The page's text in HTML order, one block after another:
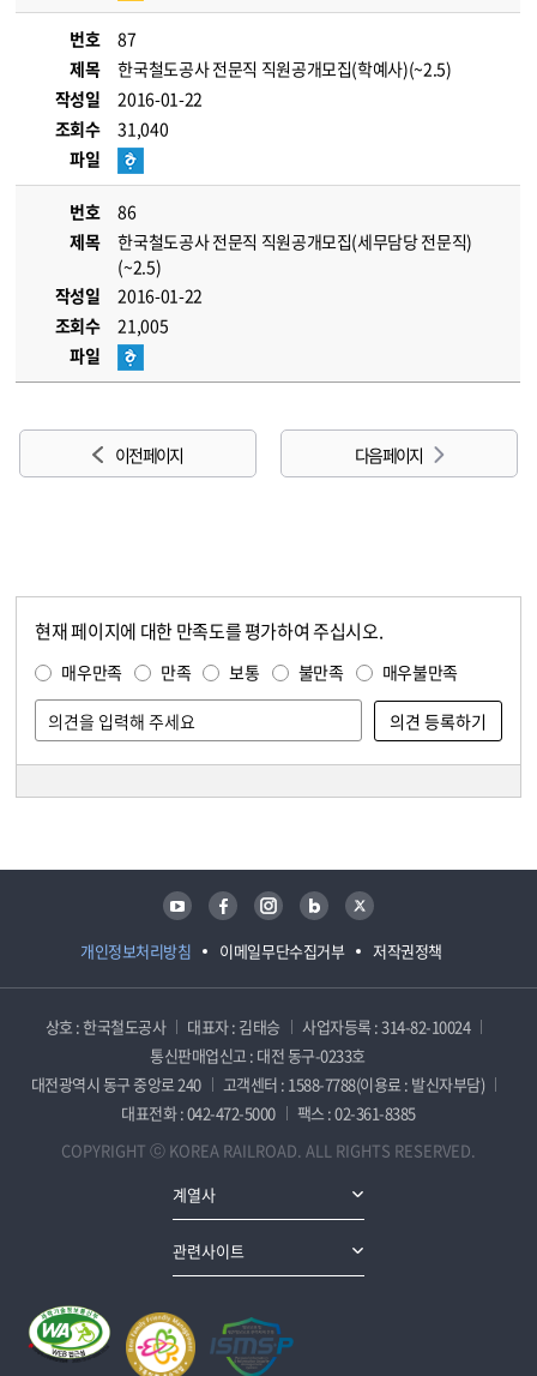
번호
87
제목
한국철도공사 전문직 직원공개모집(학예사)(~2.5)
작성일
2016-01-22
조회수
31,040
파일
번호
86
제목
한국철도공사 전문직 직원공개모집(세무담당 전문직)
(~2.5)
작성일
2016-01-22
조회수
21,005
파일
이전 페이지 다음 페이지
현재 페이지에 대한 만족도를 평가하여 주십시오.
매우만족 만족 보통 불만족 매우불만족
개인정보처리방침 이메일무단수집거부 저작권정책
유튜브 페이스북 인스타그램 블로그 트위터
상호 : 한국철도공사 대표자 : 김태승
사업자등록 : 314-82-10024
통신판매업신고 : 대전 동구-0233호
대전광역시 동구 중앙로 240
고객센터 : 1588-7788(이용료 : 발신자부담)
대표전화 : 042-472-5000
팩스 : 02-361-8385
COPYRIGHT ⓒ KOREA RAILROAD. ALL RIGHTS RESERVED.
계열사
관련사이트